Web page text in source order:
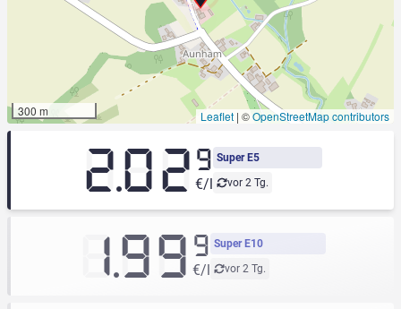
300 m Leaflet | ©OpenStreetMap contributors
Super E5
vor 2 Tg.
2.029
€/l
Super E10
vor 2 Tg.
1.99 9
€/l